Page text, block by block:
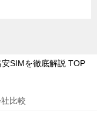
SIMを徹底解説 TOP
比較